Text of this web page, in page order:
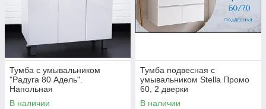
Тумба с умывальником
"Радуга 80 Адель".
Напольная
В наличии
Тумба подвесная с
умывальником Stella Промо
60, 2 дверки
В наличии